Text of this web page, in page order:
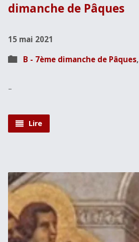
dimanche de Pâques
15 mai 2021
B - 7ème dimanche de Pâques,
–
Lire